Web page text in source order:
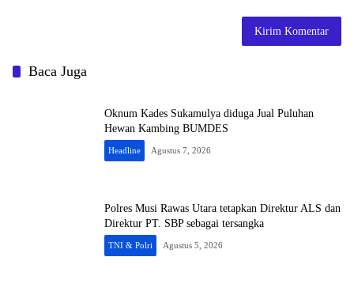
Baca Juga
Oknum Kades Sukamulya diduga Jual Puluhan
Hewan Kambing BUMDES
Headline Agustus 7, 2026
Polres Musi Rawas Utara tetapkan Direktur ALS dan
Direktur PT. SBP sebagai tersangka
TNI & Polri Agustus 5, 2026